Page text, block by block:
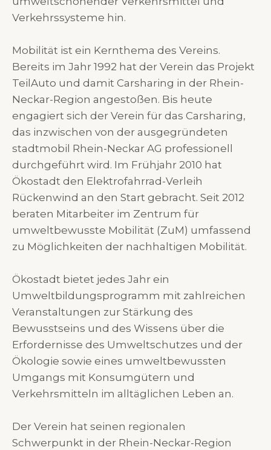
Verkehrssysteme hin.
Mobilität ist ein Kernthema des Vereins.
Bereits im Jahr 1992 hat der Verein das Projekt
TeilAuto und damit Carsharing in der Rhein-
Neckar-Region angestoßen. Bis heute
engagiert sich der Verein für das Carsharing,
das inzwischen von der ausgegründeten
stadtmobil Rhein-Neckar AG professionell
durchgeführt wird. Im Frühjahr 2010 hat
Ökostadt den Elektrofahrrad-Verleih
Rückenwind an den Start gebracht. Seit 2012
beraten Mitarbeiter im Zentrum für
umweltbewusste Mobilität (ZuM) umfassend
zu Möglichkeiten der nachhaltigen Mobilität.
Ökostadt bietet jedes Jahr ein
Umweltbildungsprogramm mit zahlreichen
Veranstaltungen zur Stärkung des
Bewusstseins und des Wissens über die
Erfordernisse des Umweltschutzes und der
Ökologie sowie eines umweltbewussten
Umgangs mit Konsumgütern und
Verkehrsmitteln im alltäglichen Leben an.
Der Verein hat seinen regionalen
Schwerpunkt in der Rhein-Neckar-Region